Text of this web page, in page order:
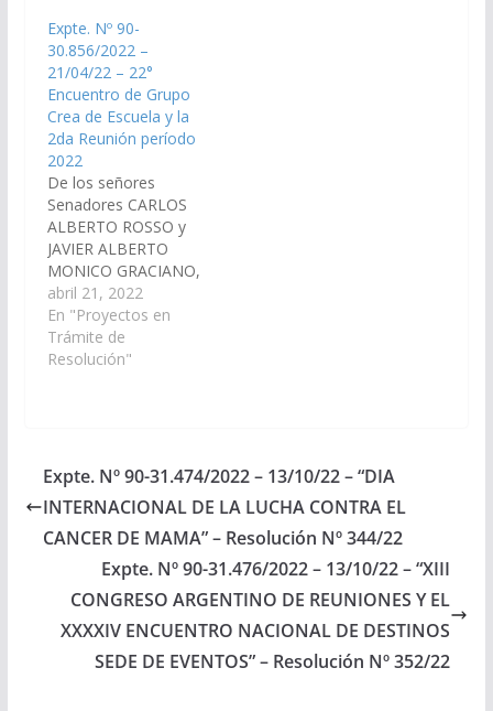
a realizarse el día 4 de
agosto de agosto de
año 2022, organizado
desde el Ministerio de
Educación, Cultura,
Ciencia…
Expte. Nº 90-
30.856/2022 –
21/04/22 – 22°
Encuentro de Grupo
Crea de Escuela y la
2da Reunión período
2022
De los señores
Senadores CARLOS
ALBERTO ROSSO y
JAVIER ALBERTO
MONICO GRACIANO,
declarando de interés
de esta Cámara el 22°
Encuentro de Grupo
Crea de Escuela y la
la Frontera. (Expte.
Nº…
abril 21, 2022
En "Proyectos en
Trámite de
Resolución"
Expte. Nº 90-31.474/2022 – 13/10/22 – “DIA
INTERNACIONAL DE LA LUCHA CONTRA EL
CANCER DE MAMA” – Resolución Nº 344/22
Expte. Nº 90-31.476/2022 – 13/10/22 – “XIII
CONGRESO ARGENTINO DE REUNIONES Y EL
XXXXIV ENCUENTRO NACIONAL DE DESTINOS
SEDE DE EVENTOS” – Resolución Nº 352/22